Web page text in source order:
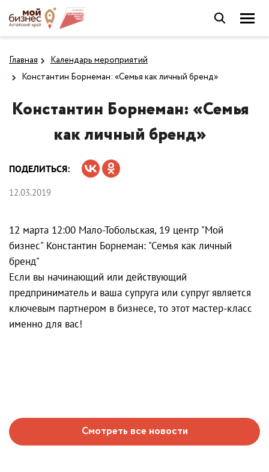
Главная
Календарь мероприятий
Константин Борнеман: «Семья как личный бренд»
Константин Борнеман: «Семья
как личный бренд»
ПОДЕЛИТЬСЯ:
12.03.2019
12 марта 12:00 Мало-Тобольская, 19 центр "Мой
бизнес" Константин Борнеман: "Семья как личный
бренд"
Если вы начинающий или действующий
предприниматель и ваша супруга или супруг является
ключевым партнером в бизнесе, то этот мастер-класс
именно для вас!
Смотреть все новости